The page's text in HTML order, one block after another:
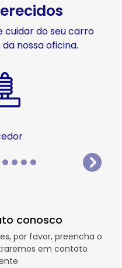
cuidar do seu carro
nossa oficina.
conosco
por favor, preencha o
em contato